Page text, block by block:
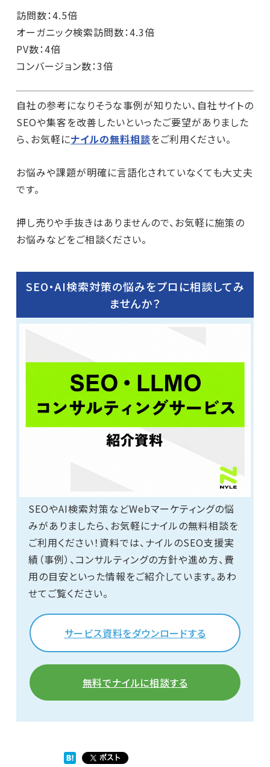
訪問数：4.5倍
オーガニック検索訪問数：4.3倍
PV数：4倍
コンバージョン数：3倍
自社の参考になりそうな事例が知りたい、自社サイトの
SEOや集客を改善したいといったご要望がありました
ら、お気軽にナイルの無料相談をご利用ください。
お悩みや課題が明確に言語化されていなくても大丈夫
です。
押し売りや手抜きはありませんので、お気軽に施策の
お悩みなどをご相談ください。
SEO・AI検索対策の悩みをプロに相談してみ
ませんか？
SEOやAI検索対策などWebマーケティングの悩
みがありましたら、お気軽にナイルの無料相談を
ご利用ください！資料では、ナイルのSEO支援実
績（事例）、コンサルティングの方針や進め方、費
用の目安といった情報をご紹介しています。あわ
せてご覧ください。
サービス資料をダウンロードする
無料でナイルに相談する